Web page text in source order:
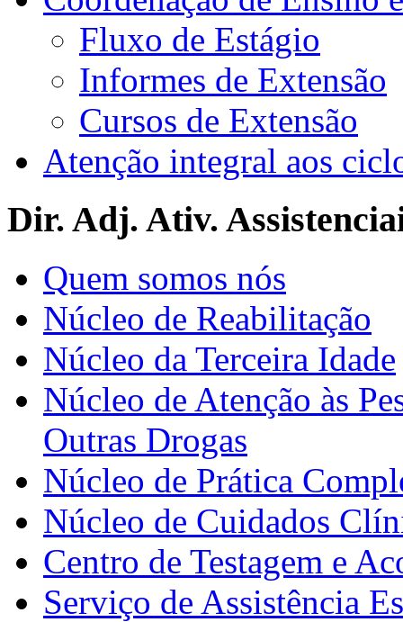
Fluxo de Estágio
Informes de Extensão
Cursos de Extensão
Atenção integral aos
Dir. Adj. Ativ.
Quem somos nós
Núcleo de Reabilitação
Núcleo da Terceira Idade
Núcleo de Atenção às
Outras Drogas
Núcleo de Prática
Núcleo de Cuidados
Centro de Testagem e
Serviço de Assistência